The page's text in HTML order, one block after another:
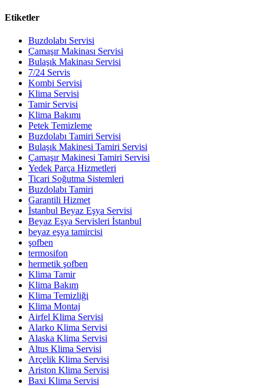
Etiketler
Buzdolabı Servisi
Çamaşır Makinası Servisi
Bulaşık Makinası Servisi
7/24 Servis
Kombi Servisi
Klima Servisi
Tamir Servisi
Klima Bakımı
Petek Temizleme
Buzdolabı Tamiri Servisi
Bulaşık Makinesi Tamiri Servisi
Çamaşır Makinesi Tamiri Servisi
Yedek Parça Hizmetleri
Ticari Soğutma Sistemleri
Buzdolabı Tamiri
Garantili Hizmet
İstanbul Beyaz Eşya Servisi
Beyaz Eşya Servisleri İstanbul
beyaz eşya tamircisi
şofben
termosifon
hermetik şofben
Klima Tamir
Klima Bakım
Klima Temizliği
Klima Montaj
Airfel Klima Servisi
Alarko Klima Servisi
Alaska Klima Servisi
Altus Klima Servisi
Arçelik Klima Servisi
Ariston Klima Servisi
Baxi Klima Servisi